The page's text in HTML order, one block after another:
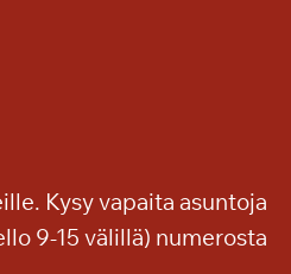
Kysy vapaita asuntoja
9-15 välillä) numerosta